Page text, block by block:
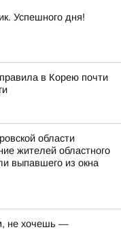
Успешного дня!
в Корею почти
области
жителей областного
выпавшего из окна
не хочешь —